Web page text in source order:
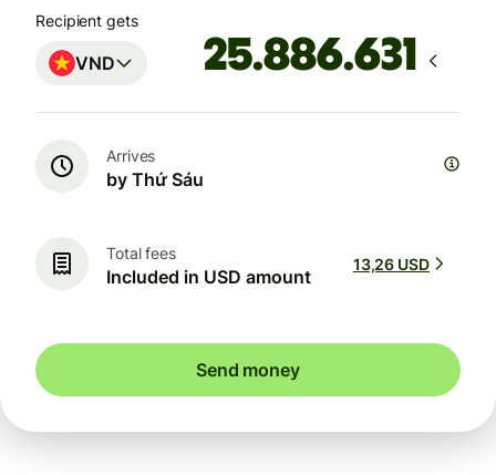
Recipient gets
VND
Arrives
by Thứ Sáu
Total fees
Included in USD amount
13,26 USD
Send money